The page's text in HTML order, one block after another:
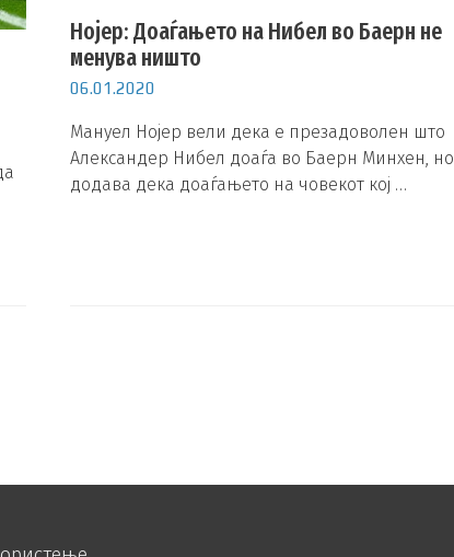
Нојер: Доаѓањето на Нибел во Баерн не
менува ништо
06.01.2020
Мануел Нојер вели дека е презадоволен што
Александер Нибел доаѓа во Баерн Минхен, но
додава дека доаѓањето на човекот кој …